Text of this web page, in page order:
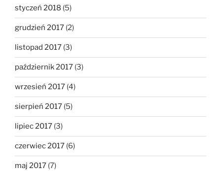
styczeń 2018 (5)
grudzień 2017 (2)
listopad 2017 (3)
październik 2017 (3)
wrzesień 2017 (4)
sierpień 2017 (5)
lipiec 2017 (3)
czerwiec 2017 (6)
maj 2017 (7)